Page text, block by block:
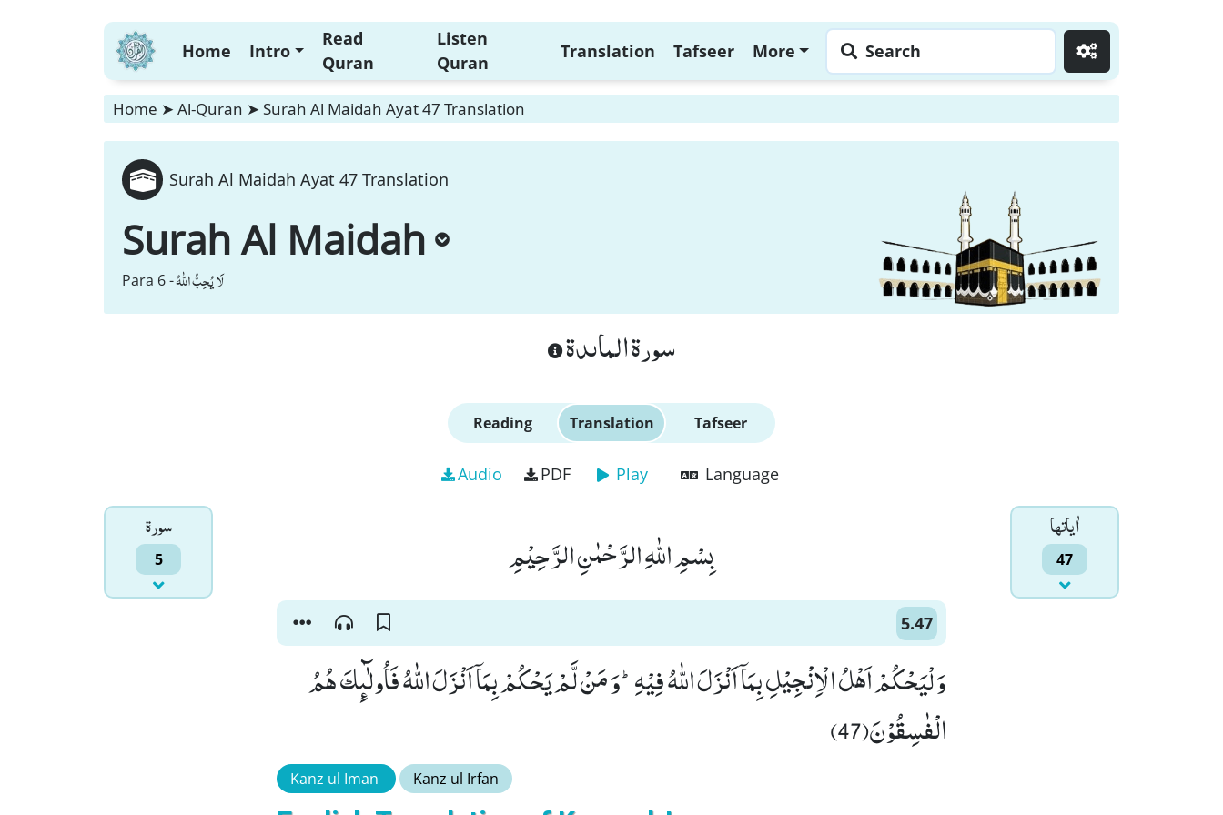
Home Intro
Read
Quran
Listen
Quran
Translation Tafseer More Search
Home ➤ Al-Quran ➤ Surah Al Maidah Ayat 47 Translation
Surah Al Maidah Ayat 47 Translation
Surah Al Maidah
Para 6 -لَا یُحِبُّ اللّٰهُ
سورة الماىدة
Reading Translation Tafseer
Audio PDF Play Language
سورۃ
5
اٰياتها
47 بِسْمِ اللّٰهِ الرَّحْمٰنِ الرَّحِیْمِ
5.47
وَ لْیَحْكُمْ اَهْلُ الْاِنْجِیْلِ بِمَاۤ اَنْزَلَ اللّٰهُ فِیْهِؕ-وَ مَنْ لَّمْ یَحْكُمْ بِمَاۤ اَنْزَلَ اللّٰهُ فَاُولٰٓىٕكَ هُمُ
الْفٰسِقُوْنَ(47)
Kanz ul Iman Kanz ul Irfan